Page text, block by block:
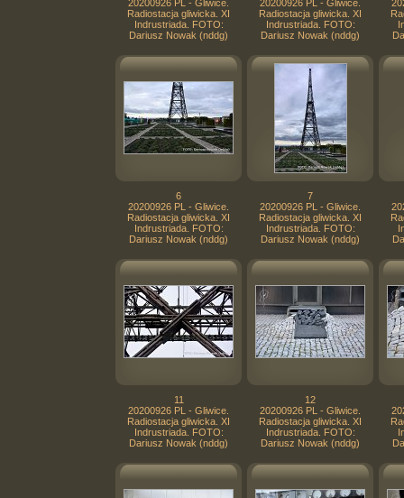
20200926 PL - Gliwice.
Radiostacja gliwicka. XI
Indrustriada. FOTO:
Dariusz Nowak (nddg)
20200926 PL - Gliwice.
Radiostacja gliwicka. XI
Indrustriada. FOTO:
Dariusz Nowak (nddg)
6
20200926 PL - Gliwice.
Radiostacja gliwicka. XI
Indrustriada. FOTO:
Dariusz Nowak (nddg)
7
20200926 PL - Gliwice.
Radiostacja gliwicka. XI
Indrustriada. FOTO:
Dariusz Nowak (nddg)
11
20200926 PL - Gliwice.
Radiostacja gliwicka. XI
Indrustriada. FOTO:
Dariusz Nowak (nddg)
12
20200926 PL - Gliwice.
Radiostacja gliwicka. XI
Indrustriada. FOTO:
Dariusz Nowak (nddg)